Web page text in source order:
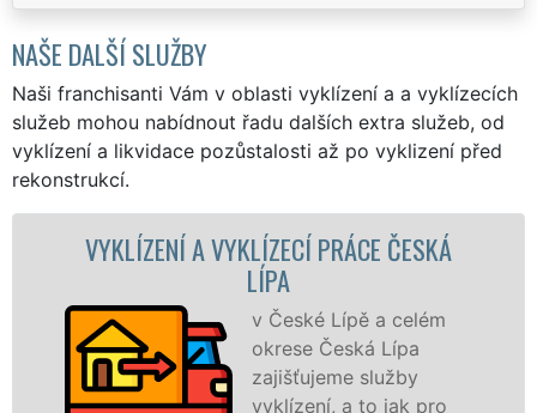
NAŠE DALŠÍ SLUŽBY
Naši franchisanti Vám v oblasti vyklízení a a vyklízecích
služeb mohou nabídnout řadu dalších extra služeb, od
vyklízení a likvidace pozůstalosti až po vyklizení před
rekonstrukcí.
A VYKLÍZECÍ PRÁCE ČESKÁ
v České Lípě a celém
okrese Česká Lípa
zajišťujeme služby
vyklízení, a to jak pro